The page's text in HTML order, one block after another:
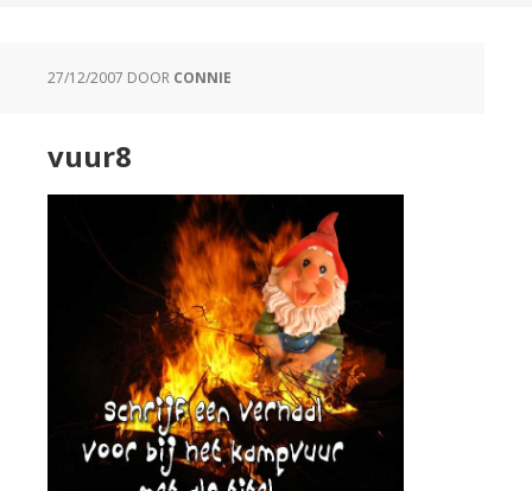
27/12/2007 DOOR CONNIE
vuur8